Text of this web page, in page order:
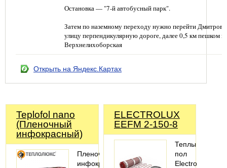
Остановка — "7-й автобусный парк".
Затем по наземному переходу нужно перейти
улицу перпендикулярную дороге, далее 0,5 км пешком
Верхнелихоборская
Открыть на Яндекс.Картах
Teplofol nano
(Пленочный
инфокрасный)
Пленочный
инфокрасный
ELECTROLUX
EEFM 2-150-8
Теплый
пол
Electrolux